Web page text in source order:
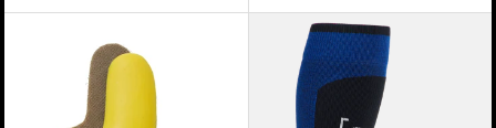
Endurance
Socken